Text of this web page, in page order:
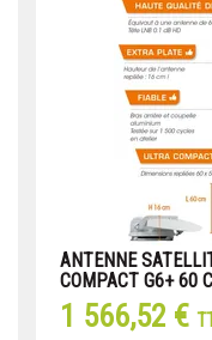
ANTENNE
COMPACT G6+ 60
1 566,52 €